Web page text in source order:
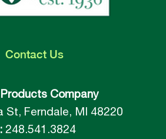
ContactUs
Company
St, Ferndale, MI 48220
248.541.3824